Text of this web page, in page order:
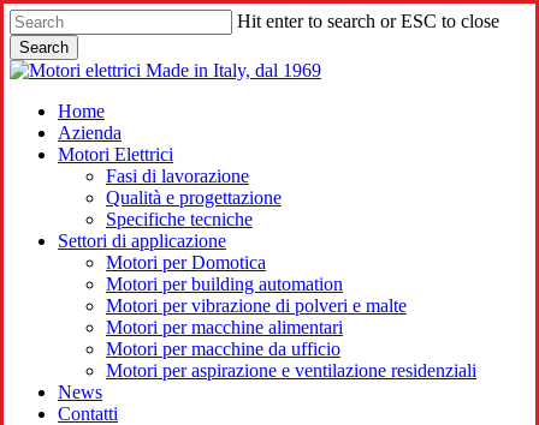
Skip
to
main
content
Hit enter to search or ESC to close
Search
Close
search
Menu
Home
Azienda
Motori Elettrici
Fasi di lavorazione
Qualità e progettazione
Specifiche tecniche
Settori di applicazione
Motori per Domotica
Motori per building automation
Motori per vibrazione di polveri e malte
Motori per macchine alimentari
Motori per macchine da ufficio
Motori per aspirazione e ventilazione residenziali
News
Contatti